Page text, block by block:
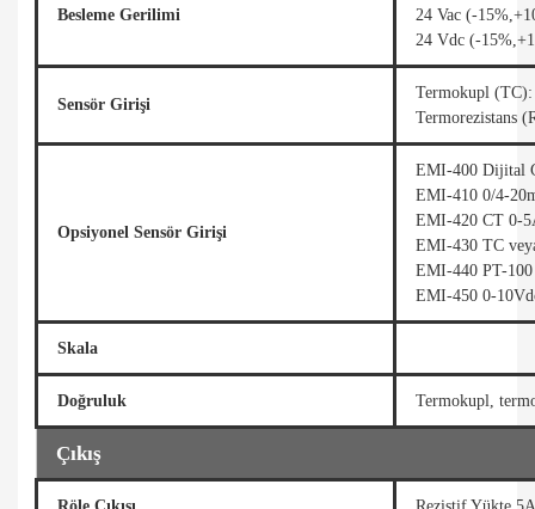
Besleme Gerilimi
24 Vac (-
24 Vdc (-
Sensör Girişi
Termokupl
Termorezistans
Opsiyonel Sensör Girişi
EMI-400 Dijital
EMI-410 0/4-
EMI-420 CT 0-
EMI-430 TC
EMI-440 PT-
EMI-450 0-
Skala
Doğruluk Termokupl,
Çıkış